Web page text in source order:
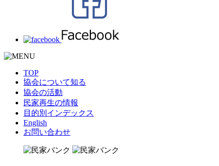
TOP
協会について知る
協会の活動
民家再生の情報
目的別インデックス
English
お問い合わせ